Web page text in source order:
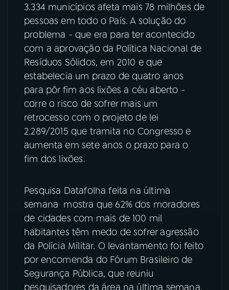
3.334 municípios afeta mais 78 milhões de
pessoas em todo o País. A solução do
problema - que era para ter acontecido
com a aprovação da Política Nacional de
Resíduos Sólidos, em 2010 e que
estabelecia um prazo de quatro anos
para pôr fim aos lixões a céu aberto -
corre o risco de sofrer mais um
retrocesso com o projeto de lei
2.289/2015 que tramita no Congresso e
aumenta em sete anos o prazo para o
fim dos lixões.
Pesquisa Datafolha feita na última
semana mostra que 62% dos moradores
de cidades com mais de 100 mil
habitantes têm medo de sofrer agressão
da Polícia Militar. O levantamento foi feito
por encomenda do Fórum Brasileiro de
Segurança Pública, que reuniu
pesquisadores da área na última semana.